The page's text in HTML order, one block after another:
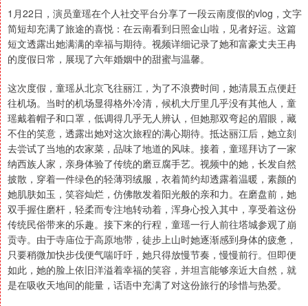
1月22日，演员童瑶在个人社交平台分享了一段云南度假的vlog，文字
简短却充满了旅途的喜悦：在云南看到日照金山啦，见者好运。这篇
短文透露出她满满的幸福与期待。视频详细记录了她和富豪丈夫王冉
的度假日常，展现了六年婚姻中的甜蜜与温馨。
这次度假，童瑶从北京飞往丽江，为了不浪费时间，她清晨五点便赶
往机场。当时的机场显得格外冷清，候机大厅里几乎没有其他人，童
瑶戴着帽子和口罩，低调得几乎无人辨认，但她那双弯起的眉眼，藏
不住的笑意，透露出她对这次旅程的满心期待。抵达丽江后，她立刻
去尝试了当地的农家菜，品味了地道的风味。接着，童瑶拜访了一家
纳西族人家，亲身体验了传统的磨豆腐手艺。视频中的她，长发自然
披散，穿着一件绿色的轻薄羽绒服，衣着简约却透露着温暖，素颜的
她肌肤如玉，笑容灿烂，仿佛散发着阳光般的亲和力。在磨盘前，她
双手握住磨杆，轻柔而专注地转动着，浑身心投入其中，享受着这份
传统民俗带来的乐趣。接下来的行程，童瑶一行人前往塔城参观了崩
贡寺。由于寺庙位于高原地带，徒步上山时她逐渐感到身体的疲惫，
只要稍微加快步伐便气喘吁吁，她只得放慢节奏，慢慢前行。但即便
如此，她的脸上依旧洋溢着幸福的笑容，并坦言能够亲近大自然，就
是在吸收天地间的能量，话语中充满了对这份旅行的珍惜与热爱。